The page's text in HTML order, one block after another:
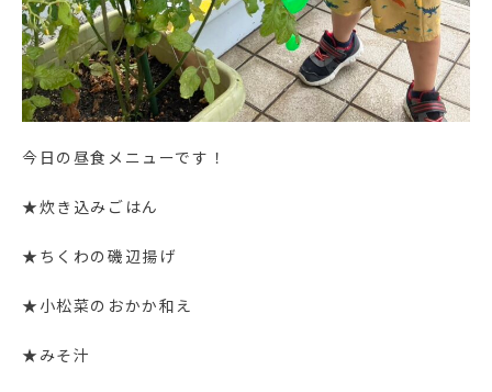
今日の昼食メニューです！
★炊き込みごはん
★ちくわの磯辺揚げ
★小松菜のおかか和え
★みそ汁